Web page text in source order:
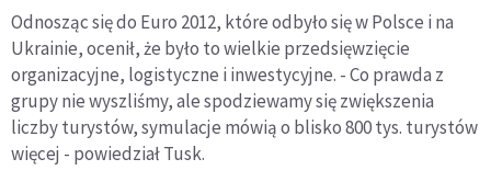
Odnosząc się do Euro 2012, które odbyło się w Polsce i na
Ukrainie, ocenił, że było to wielkie przedsięwzięcie
organizacyjne, logistyczne i inwestycyjne. - Co prawda z
grupy nie wyszliśmy, ale spodziewamy się zwiększenia
liczby turystów, symulacje mówią o blisko 800 tys. turystów
więcej - powiedział Tusk.